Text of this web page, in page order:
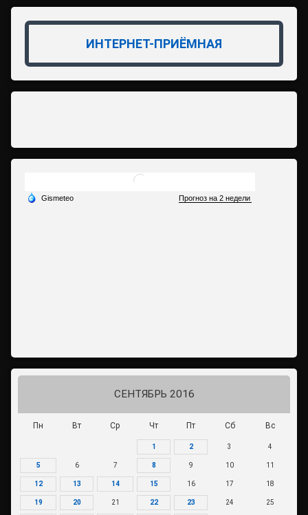
ИНТЕРНЕТ-ПРИЁМНАЯ
СЕНТЯБРЬ 2016
Пн Вт Ср Чт Пт Сб Вс
1 2 3 4
5 6 7 8 9 10 11
12 13 14 15 16 17 18
19 20 21 22 23 24 25